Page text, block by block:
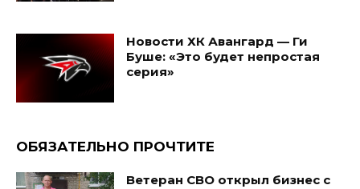
Новости ХК Авангард — Ги
Буше: «Это будет непростая
серия»
ОБЯЗАТЕЛЬНО ПРОЧТИТЕ
Ветеран СВО открыл бизнес с